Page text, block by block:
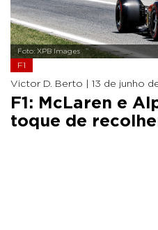
Foto: XPB Images
F1
Victor D. Berto | 13 de junho
F1: McLaren e
toque de